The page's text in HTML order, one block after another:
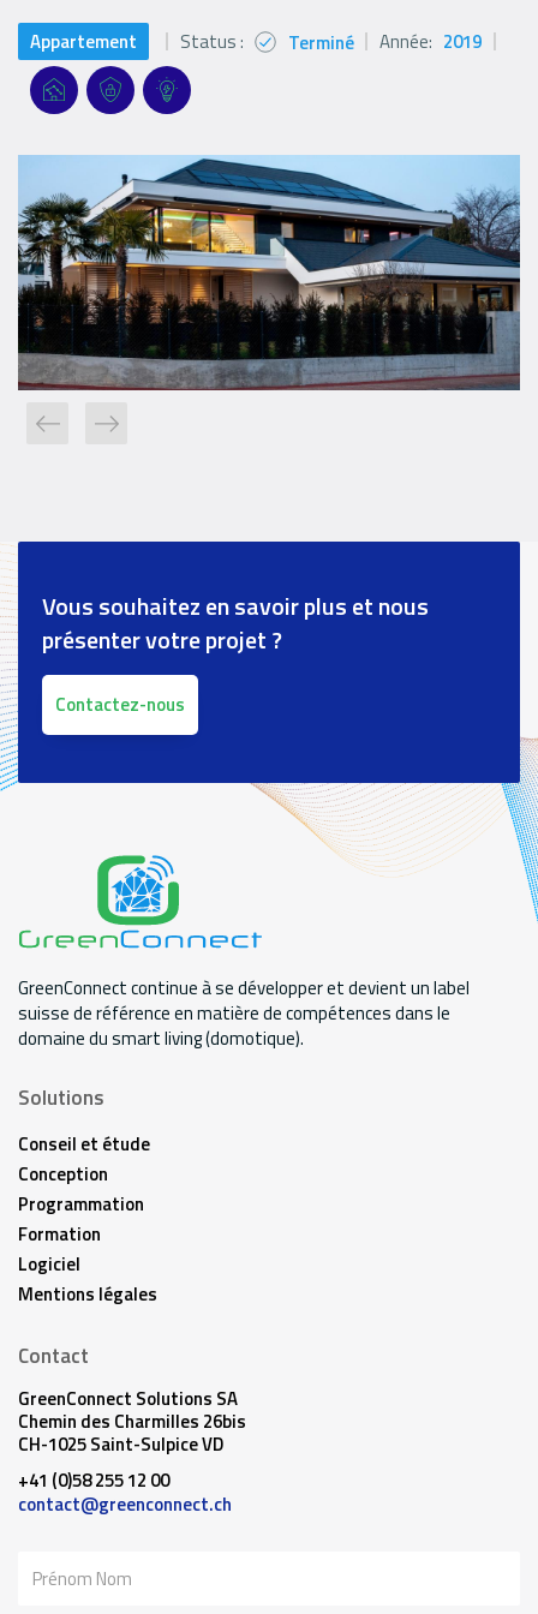
Appartement Status : Terminé
Status
Année: 2019
Références
Références
Logo
Références
Logo
Références
Logo
Vous souhaitez en savoir plus et nous
présenter votre projet ?
Contactez-nous
GreenConnect continue à se développer et devient un label
suisse de référence en matière de compétences dans le
domaine du smart living (domotique).
Solutions
Conseil et étude
Conception
Programmation
Formation
Logiciel
Mentions légales
Contact
GreenConnect Solutions SA
Chemin des Charmilles 26bis
CH-1025 Saint-Sulpice VD
+41 (0)58 255 12 00
contact@greenconnect.ch